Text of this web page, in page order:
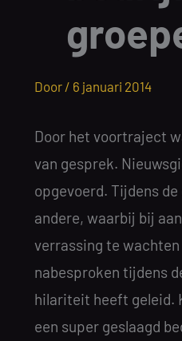
Door / 6 januari 2014
Door het voortraject
van gesprek.
opgevoerd. Tijdens
andere, waarbij bij
verrassing te wachten
nabesproken tijdens
hilariteit heeft geleid.
een super geslaagd